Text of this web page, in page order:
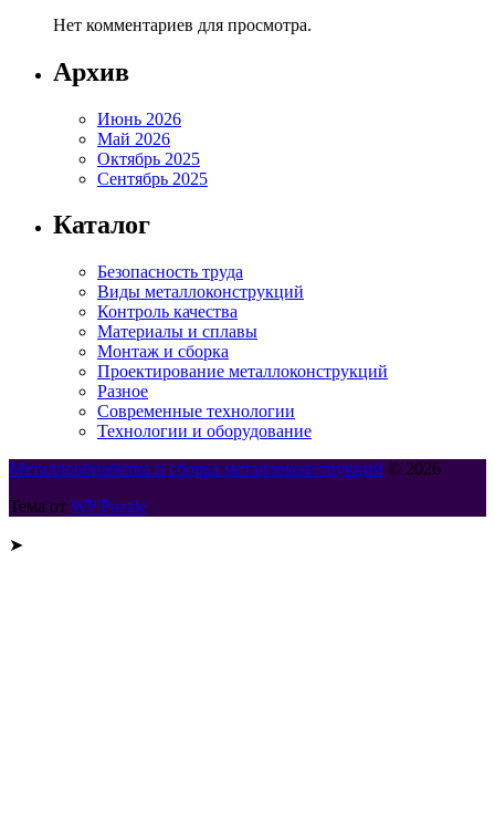
Нет комментариев для просмотра.
Архив
Июнь 2026
Май 2026
Октябрь 2025
Сентябрь 2025
Каталог
Безопасность труда
Виды металлоконструкций
Контроль качества
Материалы и сплавы
Монтаж и сборка
Проектирование металлоконструкций
Разное
Современные технологии
Технологии и оборудование
Металлообработка и сборка металлоконструкций © 2026
Тема от WP Puzzle
➤